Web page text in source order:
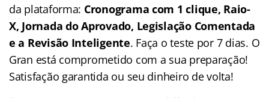
da plataforma: Cronograma com 1 clique, Raio-
X, Jornada do Aprovado, Legislação Comentada
e a Revisão Inteligente. Faça o teste por 7 dias. O
Gran está comprometido com a sua preparação!
Satisfação garantida ou seu dinheiro de volta!